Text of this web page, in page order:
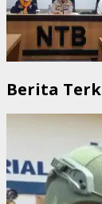
Berita